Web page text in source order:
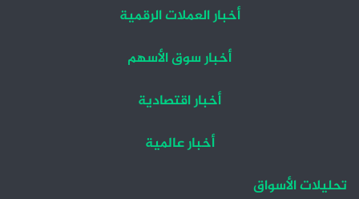
أخبار العملات الرقمية
أخبار سوق الأسهم
أخبار اقتصادية
أخبار عالمية
تحليلات الأسواق